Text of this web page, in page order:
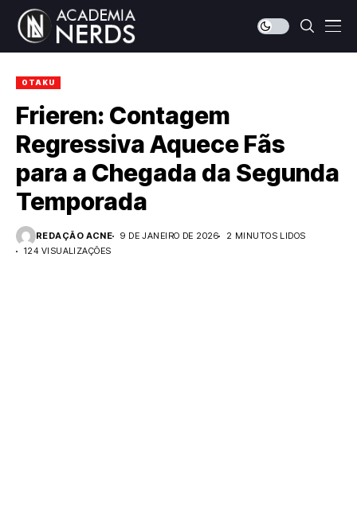
OTAKU
Frieren: Contagem
Regressiva Aquece Fãs
para a Chegada da Segunda
Temporada
REDAÇÃO ACNE 9 DE JANEIRO DE 2026
2 MINUTOS LIDOS
124 VISUALIZAÇÕES